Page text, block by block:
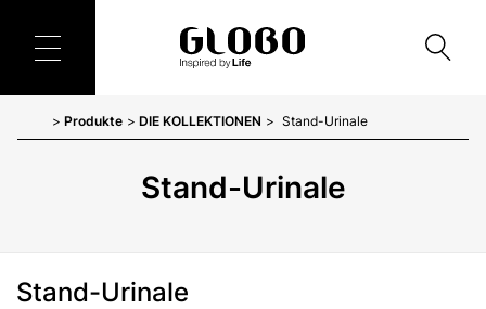
Produkte DIE KOLLEKTIONEN Stand-Urinale
Stand-Urinale
Stand-Urinale